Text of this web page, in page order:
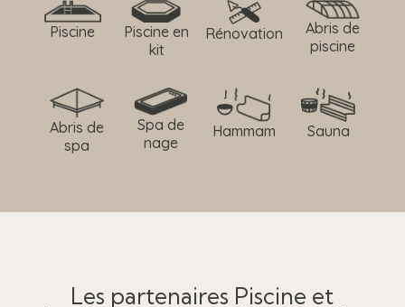
Piscine
Piscine en
kit
Rénovation
Abris de
piscine
Abris de
spa
Spa de
nage
Hammam Sauna
Les partenaires Piscine et